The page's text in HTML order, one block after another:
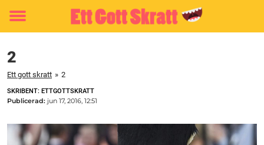
Toggle
2
Ett gott skratt » 2
SKRIBENT: ETTGOTTSKRATT
Publicerad: jun 17, 2016, 12:51